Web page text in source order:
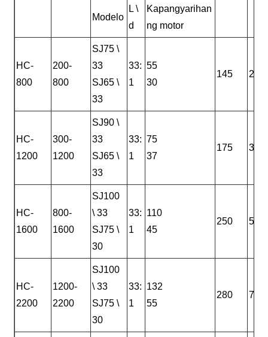
Modelo
L \
d
Kapangyarihan
ng motor
HC-
800
200-
800
SJ75 \
33
SJ65 \
33
33:
1
55
30
145 290
HC-
1200
300-
1200
SJ90 \
33
SJ65 \
33
33:
1
75
37
175 380
HC-
1600
800-
1600
SJ100
\ 33
SJ75 \
30
33:
1
110
45
250 540
HC-
2200
1200-
2200
SJ100
\ 33
SJ75 \
30
33:
1
132
55
280 740